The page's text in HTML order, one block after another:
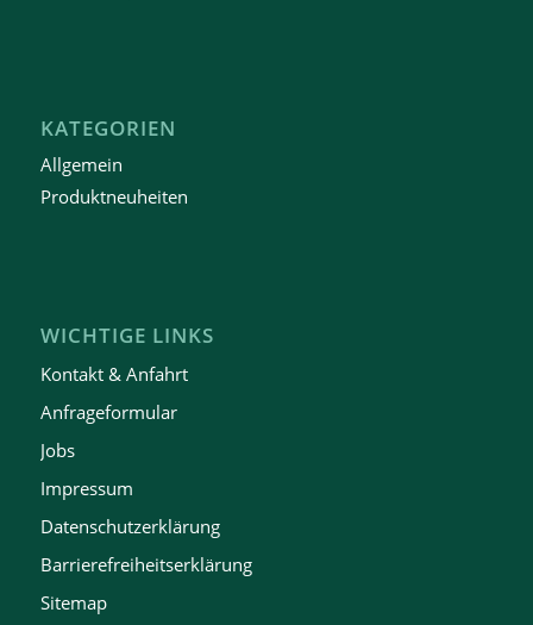
KATEGORIEN
Allgemein
Produktneuheiten
WICHTIGE LINKS
Kontakt & Anfahrt
Anfrageformular
Jobs
Impressum
Datenschutzerklärung
Barrierefreiheitserklärung
Sitemap